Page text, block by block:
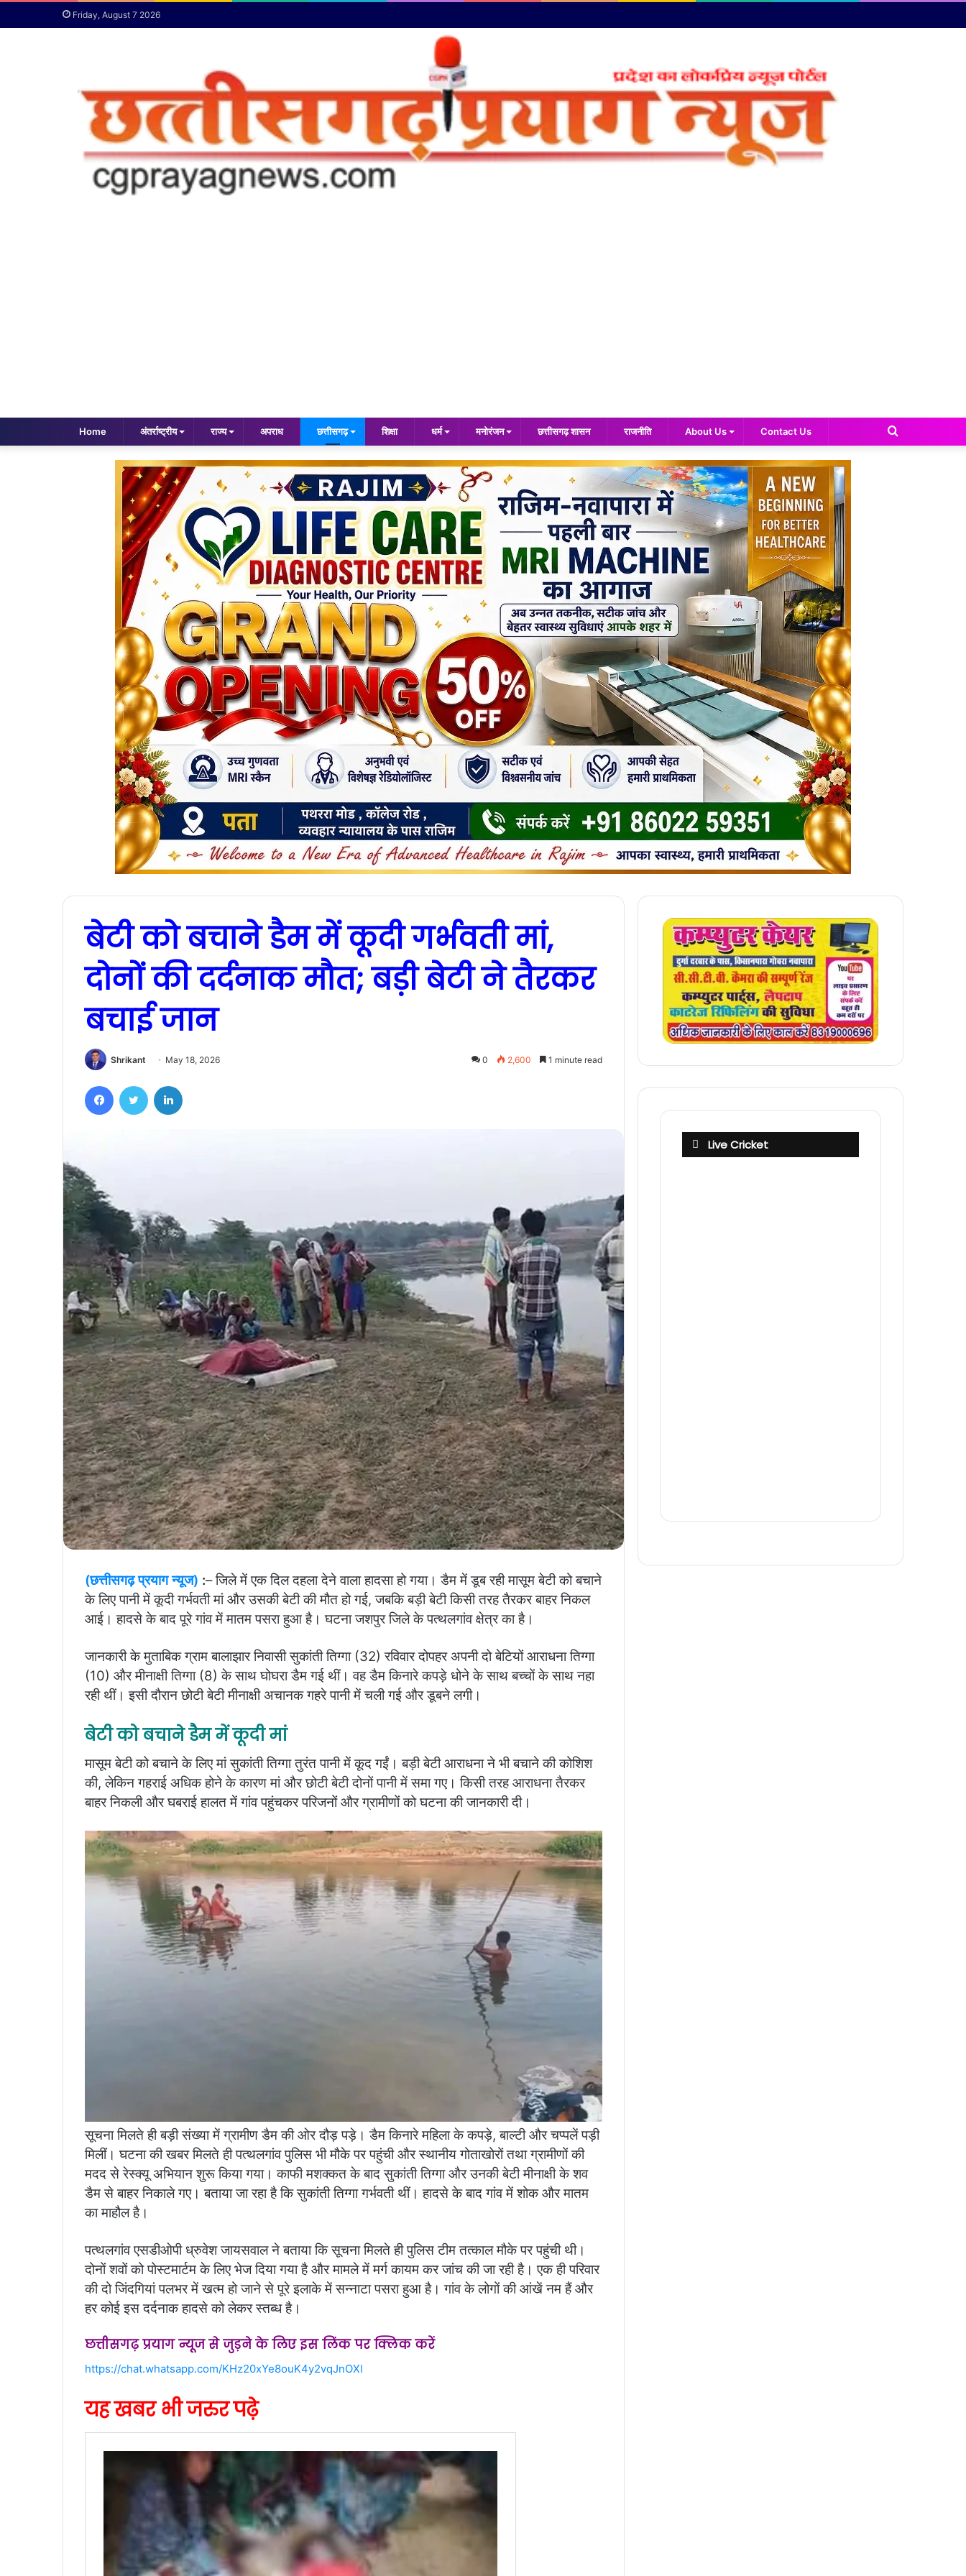
Friday, August 7 2026
Home अंतर्राष्ट्रीय राज्य अपराध छत्तीसगढ़ शिक्षा धर्म मनोरंजन छत्तीसगढ़ शासन राजनीति About Us Contact Us
Search
बेटी को बचाने डैम में कूदी गर्भवती मां,
दोनों की दर्दनाक मौत; बड़ी बेटी ने तैरकर
बचाई जान
Shrikant May 18, 2026 0 2,600 1 minute read
(छत्तीसगढ़ प्रयाग न्यूज) :– जिले में एक दिल दहला देने वाला हादसा हो गया। डैम में डूब रही मासूम बेटी को बचाने
के लिए पानी में कूदी गर्भवती मां और उसकी बेटी की मौत हो गई, जबकि बड़ी बेटी किसी तरह तैरकर बाहर निकल
आई। हादसे के बाद पूरे गांव में मातम पसरा हुआ है। घटना जशपुर जिले के पत्थलगांव क्षेत्र का है।
जानकारी के मुताबिक ग्राम बालाझार निवासी सुकांती तिग्गा (32) रविवार दोपहर अपनी दो बेटियों आराधना तिग्गा
(10) और मीनाक्षी तिग्गा (8) के साथ घोघरा डैम गई थीं। वह डैम किनारे कपड़े धोने के साथ बच्चों के साथ नहा
रही थीं। इसी दौरान छोटी बेटी मीनाक्षी अचानक गहरे पानी में चली गई और डूबने लगी।
बेटी को बचाने डैम में कूदी मां
मासूम बेटी को बचाने के लिए मां सुकांती तिग्गा तुरंत पानी में कूद गईं। बड़ी बेटी आराधना ने भी बचाने की कोशिश
की, लेकिन गहराई अधिक होने के कारण मां और छोटी बेटी दोनों पानी में समा गए। किसी तरह आराधना तैरकर
बाहर निकली और घबराई हालत में गांव पहुंचकर परिजनों और ग्रामीणों को घटना की जानकारी दी।
सूचना मिलते ही बड़ी संख्या में ग्रामीण डैम की ओर दौड़ पड़े। डैम किनारे महिला के कपड़े, बाल्टी और चप्पलें पड़ी
मिलीं। घटना की खबर मिलते ही पत्थलगांव पुलिस भी मौके पर पहुंची और स्थानीय गोताखोरों तथा ग्रामीणों की
मदद से रेस्क्यू अभियान शुरू किया गया। काफी मशक्कत के बाद सुकांती तिग्गा और उनकी बेटी मीनाक्षी के शव
डैम से बाहर निकाले गए। बताया जा रहा है कि सुकांती तिग्गा गर्भवती थीं। हादसे के बाद गांव में शोक और मातम
का माहौल है।
पत्थलगांव एसडीओपी ध्रुवेश जायसवाल ने बताया कि सूचना मिलते ही पुलिस टीम तत्काल मौके पर पहुंची थी।
दोनों शवों को पोस्टमार्टम के लिए भेज दिया गया है और मामले में मर्ग कायम कर जांच की जा रही है। एक ही परिवार
की दो जिंदगियां पलभर में खत्म हो जाने से पूरे इलाके में सन्नाटा पसरा हुआ है। गांव के लोगों की आंखें नम हैं और
हर कोई इस दर्दनाक हादसे को लेकर स्तब्ध है।
छत्तीसगढ़ प्रयाग न्यूज से जुड़ने के लिए इस लिंक पर क्लिक करें
https://chat.whatsapp.com/KHz20xYe8ouK4y2vqJnOXl
यह खबर भी जरुर पढ़े
Live Cricket